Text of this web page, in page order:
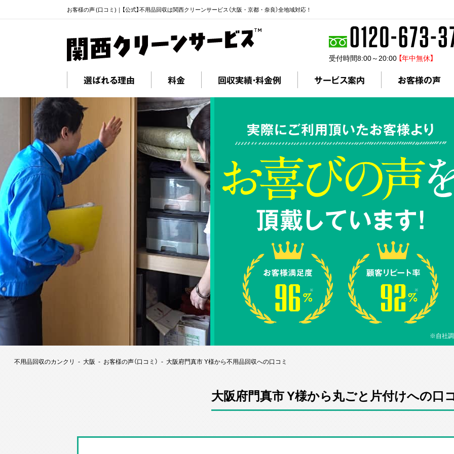
お客様の声 (口コミ)｜【公式】不用品回収は関西クリーンサービス（大阪・京都・奈良）全地域対応！
受付時間8:00～20:00 【年中無休】
選ばれる理由 料金 回収実績・料金例 サービス案内 お客様の声
実際にご利用頂いたお客様より
頂戴しています!
※自社
不用品回収のカンクリ 大阪 お客様の声（口コミ） 大阪府門真市 Y様から不用品回収への口コミ
大阪府門真市 Y様から丸ごと片付けへの口